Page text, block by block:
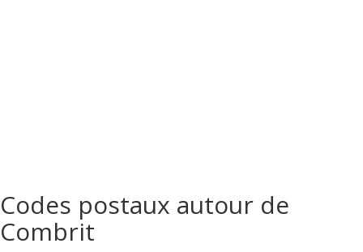
Codes postaux autour de
Combrit